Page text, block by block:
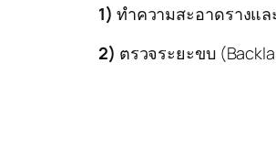
1) ทำความสะอาดรางแล
2) ตรวจระยะขบ (